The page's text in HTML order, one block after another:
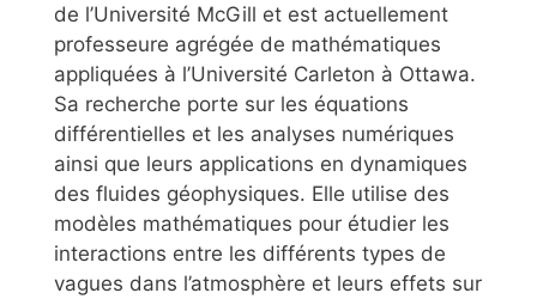
de l’Université McGill et est actuellement
professeure agrégée de mathématiques
appliquées à l’Université Carleton à Ottawa.
Sa recherche porte sur les équations
différentielles et les analyses numériques
ainsi que leurs applications en dynamiques
des fluides géophysiques. Elle utilise des
modèles mathématiques pour étudier les
interactions entre les différents types de
vagues dans l’atmosphère et leurs effets sur